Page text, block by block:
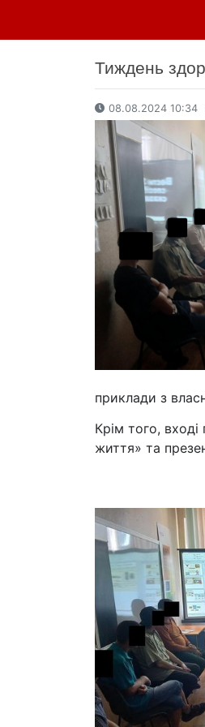
Тиждень
08.08.2024 10:34
приклади з
Крім того,
життя» та